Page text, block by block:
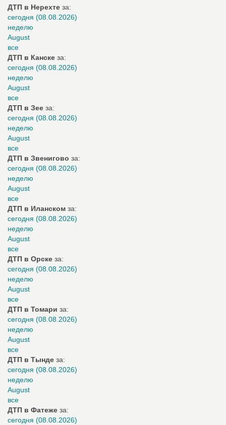
ДТП в Нерехте за:
сегодня (08.08.2026)
неделю
August
все
ДТП в Канске за:
сегодня (08.08.2026)
неделю
August
все
ДТП в Зее за:
сегодня (08.08.2026)
неделю
August
все
ДТП в Звенигово за:
сегодня (08.08.2026)
неделю
August
все
ДТП в Иланском за:
сегодня (08.08.2026)
неделю
August
все
ДТП в Орске за:
сегодня (08.08.2026)
неделю
August
все
ДТП в Томари за:
сегодня (08.08.2026)
неделю
August
все
ДТП в Тынде за:
сегодня (08.08.2026)
неделю
August
все
ДТП в Фатеже за:
сегодня (08.08.2026)